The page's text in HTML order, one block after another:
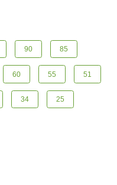
90 85
60 55 51
34 25